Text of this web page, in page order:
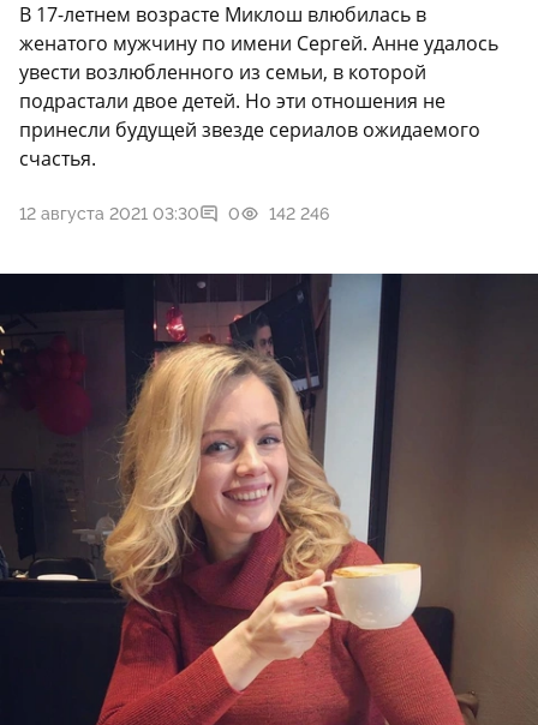
В 17-летнем возрасте Миклош влюбилась в
женатого мужчину по имени Сергей. Анне удалось
увести возлюбленного из семьи, в которой
подрастали двое детей. Но эти отношения не
принесли будущей звезде сериалов ожидаемого
счастья.
12 августа 2021 03:30 0 142 246